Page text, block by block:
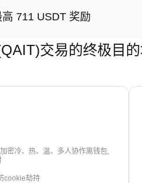
711 USDT 奖励
交易的终极目
密冷、热、温、多人协作离钱包,
cookie劫持